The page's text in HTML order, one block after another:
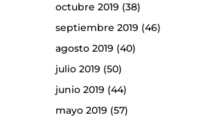
octubre 2019 (38)
septiembre 2019 (46)
agosto 2019 (40)
julio 2019 (50)
junio 2019 (44)
mayo 2019 (57)